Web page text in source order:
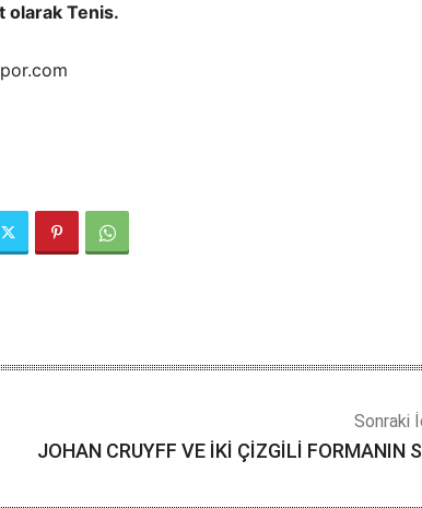
olarak Tenis.
Sonraki
JOHAN CRUYFF VE İKİ ÇİZGİLİ FORMANIN